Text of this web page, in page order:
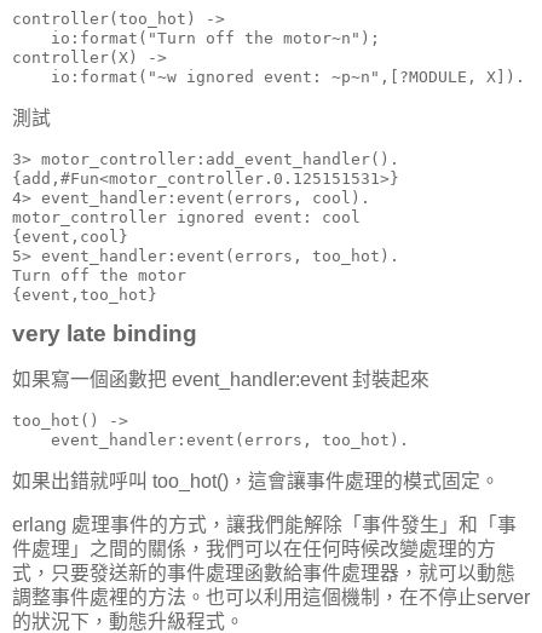
controller(too_hot) ->
    io:format("Turn off the motor~n");
controller(X) ->
    io:format("~w ignored event: ~p~n",[?MODULE, X]).
測試
3> motor_controller:add_event_handler().
{add,#Fun<motor_controller.0.125151531>}
4> event_handler:event(errors, cool).
motor_controller ignored event: cool
{event,cool}
5> event_handler:event(errors, too_hot).
Turn off the motor
{event,too_hot}
very late binding
如果寫一個函數把 event_handler:event 封裝起來
too_hot() ->
    event_handler:event(errors, too_hot).
如果出錯就呼叫 too_hot()，這會讓事件處理的模式固定。
erlang 處理事件的方式，讓我們能解除「事件發生」和「事
件處理」之間的關係，我們可以在任何時候改變處理的方
式，只要發送新的事件處理函數給事件處理器，就可以動態
調整事件處裡的方法。也可以利用這個機制，在不停止server
的狀況下，動態升級程式。